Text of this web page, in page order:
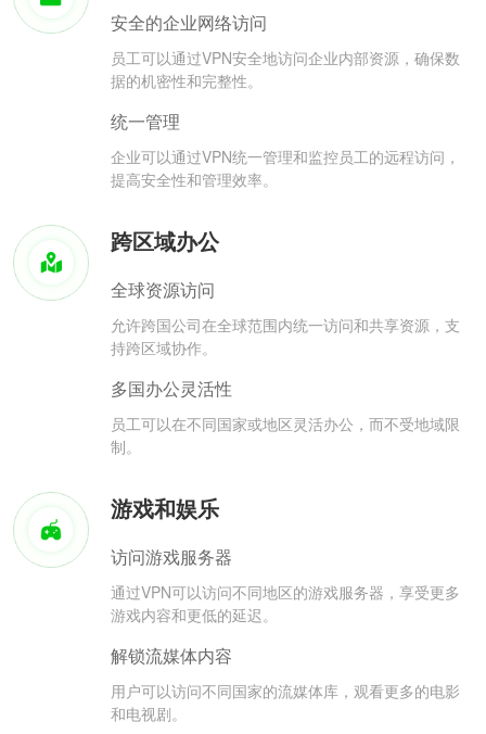
安全的企业网络访问
员工可以通过VPN安全地访问企业内部资源，确保数
据的机密性和完整性。
统一管理
企业可以通过VPN统一管理和监控员工的远程访问，
提高安全性和管理效率。
跨区域办公
全球资源访问
允许跨国公司在全球范围内统一访问和共享资源，支
持跨区域协作。
多国办公灵活性
员工可以在不同国家或地区灵活办公，而不受地域限
制。
游戏和娱乐
访问游戏服务器
通过VPN可以访问不同地区的游戏服务器，享受更多
游戏内容和更低的延迟。
解锁流媒体内容
用户可以访问不同国家的流媒体库，观看更多的电影
和电视剧。